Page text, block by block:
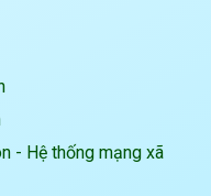
- Hệ thống mạng xã